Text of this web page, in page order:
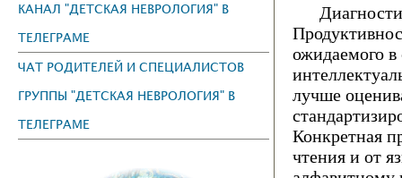
КАНАЛ "ДЕТСКАЯ НЕВРОЛОГИЯ" В
ТЕЛЕГРАМЕ
ЧАТ РОДИТЕЛЕЙ И СПЕЦИАЛИСТОВ
ГРУППЫ "ДЕТСКАЯ НЕВРОЛОГИЯ" В
ТЕЛЕГРАМЕ
ожидаемого в
лучше
Конкретная
чтения и от